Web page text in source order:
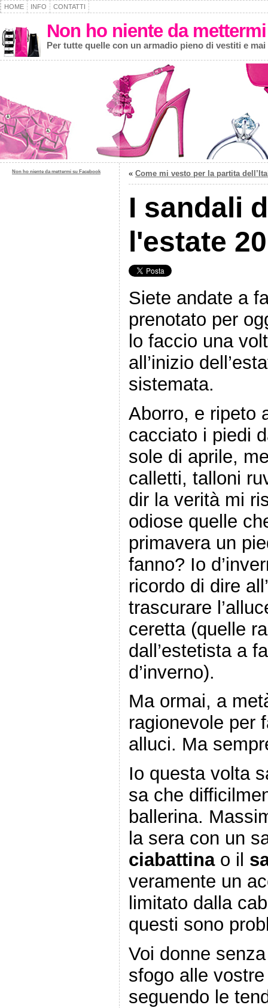
HOME INFO CONTATTI
Non ho niente da mettermi
Per tutte quelle con un armadio pieno di vestiti e
Non ho niente da mettermi su Facebook « Come mi vesto per la partita
I sandali
l'estate
Siete andate a
prenotato per
lo faccio una
all’inizio
sistemata.
Aborro, e ripeto
cacciato i piedi
sole di aprile,
calletti, talloni
dir la verità mi
odiose quelle
primavera un
fanno? Io
ricordo di dire
trascurare
ceretta (quelle
dall’estetista a
d’inverno).
Ma ormai, a
ragionevole per
alluci. Ma
Io questa volta
sa che
ballerina.
la sera con un
ciabattina o il
veramente un
limitato dalla
questi sono
Voi donne
sfogo alle
seguendo le